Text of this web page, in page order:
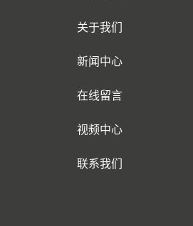
关于我们
新闻中心
在线留言
视频中心
联系我们